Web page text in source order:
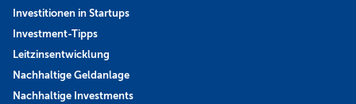
Investitionen in Startups
Investment-Tipps
Leitzinsentwicklung
Nachhaltige Geldanlage
Nachhaltige Investments